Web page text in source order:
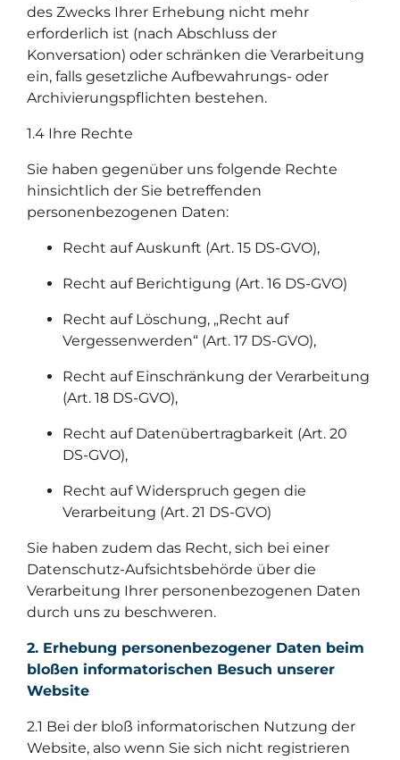
des Zwecks Ihrer Erhebung nicht mehr
erforderlich ist (nach Abschluss der
Konversation) oder schränken die Verarbeitung
ein, falls gesetzliche Aufbewahrungs- oder
Archivierungspflichten bestehen.
1.4 Ihre Rechte
Sie haben gegenüber uns folgende Rechte
hinsichtlich der Sie betreffenden
personenbezogenen Daten:
Recht auf Auskunft (Art. 15 DS-GVO),
Recht auf Berichtigung (Art. 16 DS-GVO)
Recht auf Löschung, „Recht auf
Vergessenwerden“ (Art. 17 DS-GVO),
Recht auf Einschränkung der Verarbeitung
(Art. 18 DS-GVO),
Recht auf Datenübertragbarkeit (Art. 20
DS-GVO),
Recht auf Widerspruch gegen die
Verarbeitung (Art. 21 DS-GVO)
Sie haben zudem das Recht, sich bei einer
Datenschutz-Aufsichtsbehörde über die
Verarbeitung Ihrer personenbezogenen Daten
durch uns zu beschweren.
2. Erhebung personenbezogener Daten beim
bloßen informatorischen Besuch unserer
Website
2.1 Bei der bloß informatorischen Nutzung der
Website, also wenn Sie sich nicht registrieren